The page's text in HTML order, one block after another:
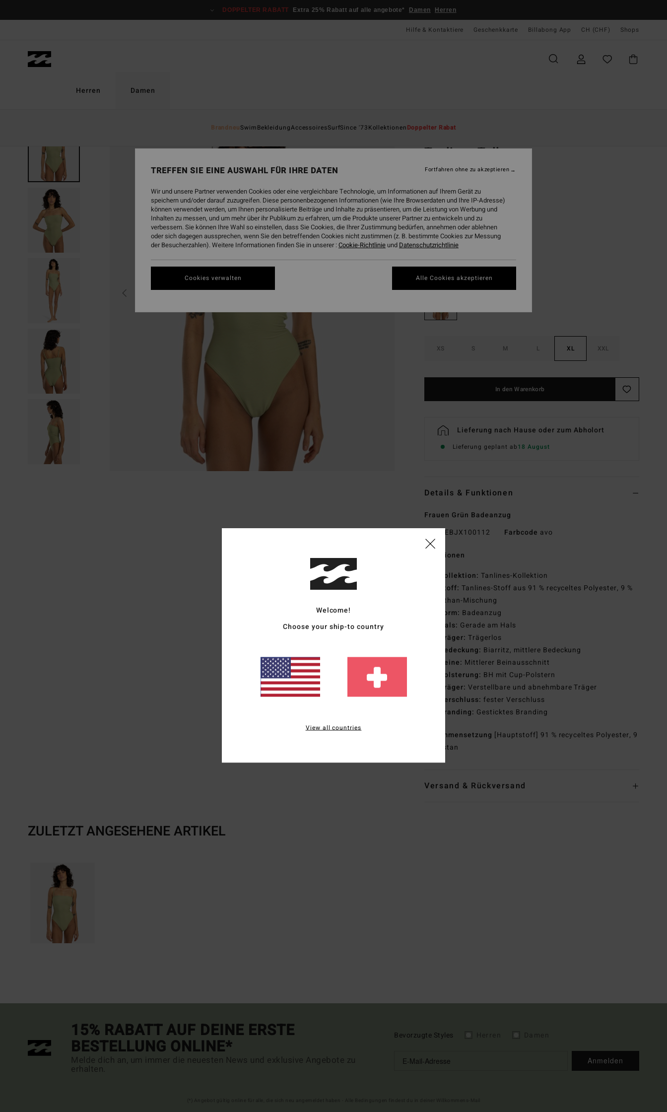
DOPPELTER RABATT Extra 25% Rabatt auf alle angebote* Damen Herren
Hilfe & Kontaktiere Geschenkkarte Billabong App CH (CHF) Shops
Herren Damen
BrandneuSwimBekleidungAccessoiresSurfSince '73KollektionenDoppelter Rabat
Tanlines Tully
Frauen Grün Badeanzug
ECO-BONUS
CHF 89,00
63%
CHF 33,37
SALE
DOPPELTER RABATT EXTRA 25%
FarbeAvocado
XS S M L XL XXL
In den Warenkorb
Lieferung nach Hause oder zum Abholort
Lieferung geplant ab18 August
Details & Funktionen
Frauen Grün Badeanzug
EBJX100112 Farbcode avo
Funktionen
Kollektion: Tanlines-Kollektion
Stoff: Tanlines-Stoff aus 91 % recyceltes Polyester, 9 %
Elasthan-Mischung
Form: Badeanzug
Hals: Gerade am Hals
Träger: Trägerlos
Bedeckung: Biarritz, mittlere Bedeckung
Beine: Mittlerer Beinausschnitt
Polsterung: BH mit Cup-Polstern
Träger: Verstellbare und abnehmbare Träger
Verschluss: fester Verschluss
Branding: Gesticktes Branding
Zusammensetzung [Hauptstoff] 91 % recyceltes Polyester, 9
% Elastan
Versand & Rückversand
ZULETZT ANGESEHENE ARTIKEL
15% RABATT AUF DEINE ERSTE
BESTELLUNG ONLINE*
Melde dich an, um immer die neuesten News und exklusive Angebote zu
erhalten.
Bevorzugte Styles
Anmelden
Welcome!
Choose your ship-to country
View all countries
TREFFEN SIE EINE AUSWAHL FÜR IHRE DATEN
Wir und unsere Partner verwenden Cookies oder eine vergleichbare Technologie, um Informationen auf Ihrem Gerät zu
speichern und/oder darauf zuzugreifen. Diese personenbezogenen Informationen (wie Ihre Browserdaten und Ihre IP-Adresse)
können verwendet werden, um Ihnen personalisierte Beiträge und Inhalte zu präsentieren, um die Leistung von Werbung und
Inhalten zu messen, und um mehr über ihr Publikum zu erfahren, um die Produkte unserer Partner zu entwickeln und zu
verbessern. Sie können Ihre Wahl so einstellen, dass Sie Cookies, die Ihrer Zustimmung bedürfen, annehmen oder ablehnen
oder sich dagegen aussprechen, wenn Sie den betreffenden Cookies nicht zustimmen (z. B. bestimmte Cookies zur Messung
der Besucherzahlen). Weitere Informationen finden Sie in unserer :Cookie-Richtlinie und Datenschutzrichtlinie
Cookies verwalten
Fortfahren ohne zu akzeptieren
Alle Cookies akzeptieren